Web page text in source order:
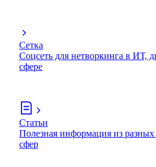
Сетка
Соцсеть для нетворкинга в ИТ,
сфере
Статьи
Полезная информация из
сфер